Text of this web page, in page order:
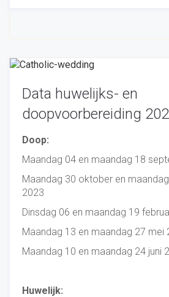
Data huwelijks- en
doopvoorbereiding
Doop:
Maandag 04 en maandag 18
Maandag 30 oktober en
2023
Dinsdag 06 en maandag 19
Maandag 13 en maandag 27 mei
Maandag 10 en maandag 24 juni
Huwelijk: